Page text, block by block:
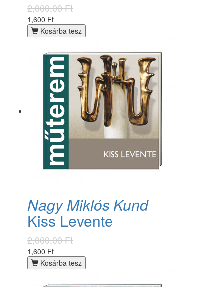
2,000.00 Ft
1,600 Ft
Kosárba tesz
Nagy Miklós Kund
Kiss Levente
2,000.00 Ft
1,600 Ft
Kosárba tesz